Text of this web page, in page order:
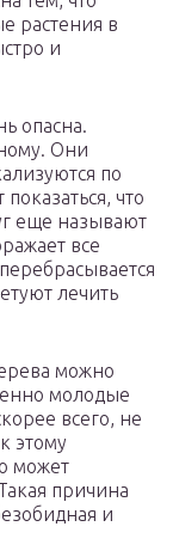
растения в
и
опасна.
Они
по
что
еще называют
все
лечить
можно
молодые
всего, не
этому
может
причина
и